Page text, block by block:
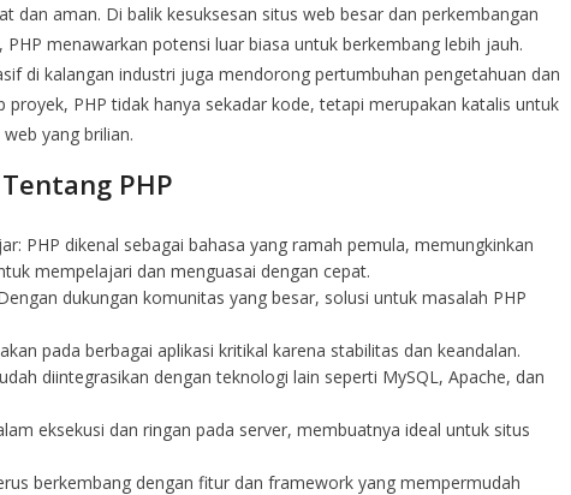
dan aman. Di balik kesuksesan situs web besar dan perkembangan
menawarkan potensi luar biasa untuk berkembang lebih jauh.
di kalangan industri juga mendorong pertumbuhan pengetahuan dan
proyek, PHP tidak hanya sekadar kode, tetapi merupakan katalis untuk
yang brilian.
PHP
PHP dikenal sebagai bahasa yang ramah pemula, memungkinkan
mempelajari dan menguasai dengan cepat.
dukungan komunitas yang besar, solusi untuk masalah PHP
pada berbagai aplikasi kritikal karena stabilitas dan keandalan.
diintegrasikan dengan teknologi lain seperti MySQL, Apache, dan
eksekusi dan ringan pada server, membuatnya ideal untuk situs
berkembang dengan fitur dan framework yang mempermudah